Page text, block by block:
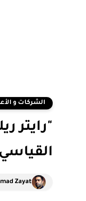
الشركات و
"رايتر
Zayat